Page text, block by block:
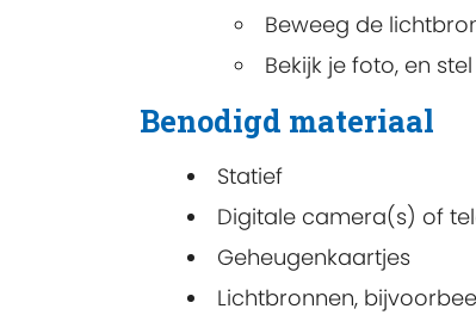
Beweeg de
Bekijk je foto, en
Benodigd materiaal
Statief
Digitale camera(s) of
Geheugenkaartjes
Lichtbronnen,